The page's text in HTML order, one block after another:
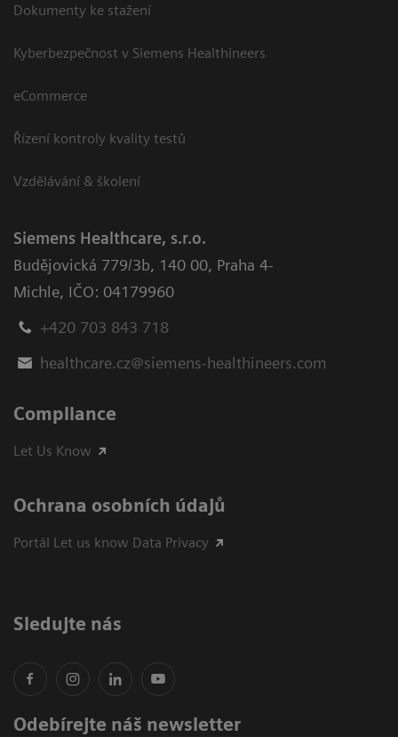
Dokumenty ke stažení
Kyberbezpečnost v Siemens Healthineers
eCommerce
Řízení kontroly kvality testů
Vzdělávání & školení
Siemens Healthcare, s.r.o.
Budějovická 779/3b, 140 00, Praha 4-
Michle, IČO: 04179960
+420 703 843 718
healthcare.cz@siemens-healthineers.com
Compliance
Let Us Know
Ochrana osobních údajů
Portál Let us know Data Privacy
Sledujte nás
Odebírejte náš newsletter